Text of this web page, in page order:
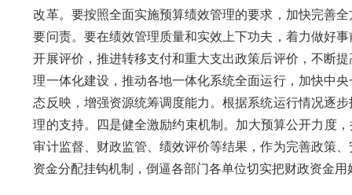
改革。要按照全面实施预算绩效管理的要求，加快完善
要问责。要在绩效管理质量和实效上下功夫，着力做好
开展评价，推进转移支付和重大支出政策后评价，不断
理一体化建设，推动各地一体化系统全面运行，加快中
态反映，增强资源统筹调度能力。根据系统运行情况逐
理的支持。四是健全激励约束机制。加大预算公开力度
审计监督、财政监管、绩效评价等结果，作为完善政策
资金分配挂钩机制，倒逼各部门各单位切实把财政资金用